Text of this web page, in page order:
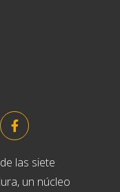
las siete
un núcleo